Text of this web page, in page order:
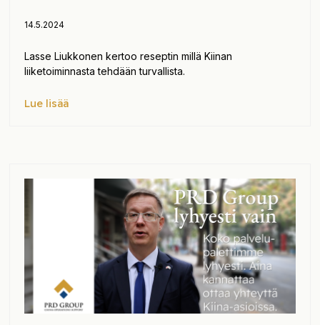
14.5.2024
Lasse Liukkonen kertoo reseptin millä Kiinan
liiketoiminnasta tehdään turvallista.
Lue lisää